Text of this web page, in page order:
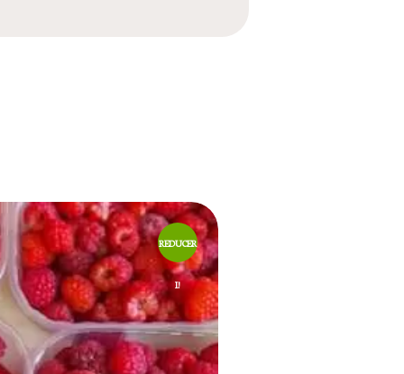
REDUCER
I!